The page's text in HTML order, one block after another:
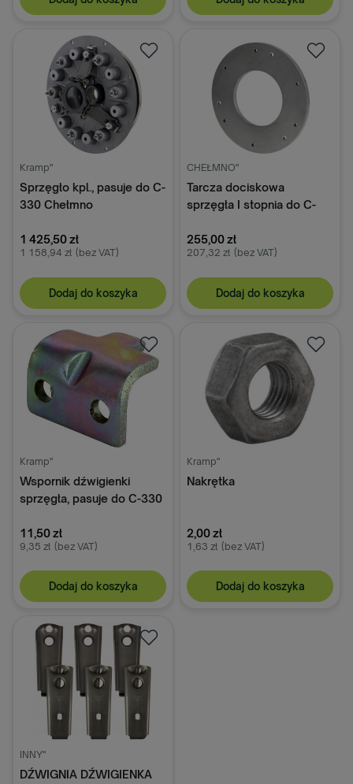
Kramp"
Sprzęgło kpl., pasuje do C-
330 Chełmno
1 425,50 zł
1 158,94 zł (bez VAT)
Dodaj do koszyka
CHEŁMNO"
Tarcza dociskowa
sprzęgła I stopnia do C-
255,00 zł
207,32 zł (bez VAT)
Dodaj do koszyka
Kramp"
Wspornik dźwigienki
sprzęgła, pasuje do C-330
11,50 zł
9,35 zł (bez VAT)
Dodaj do koszyka
Kramp"
Nakrętka
2,00 zł
1,63 zł (bez VAT)
Dodaj do koszyka
INNY"
DŹWIGNIA DŹWIGIENKA